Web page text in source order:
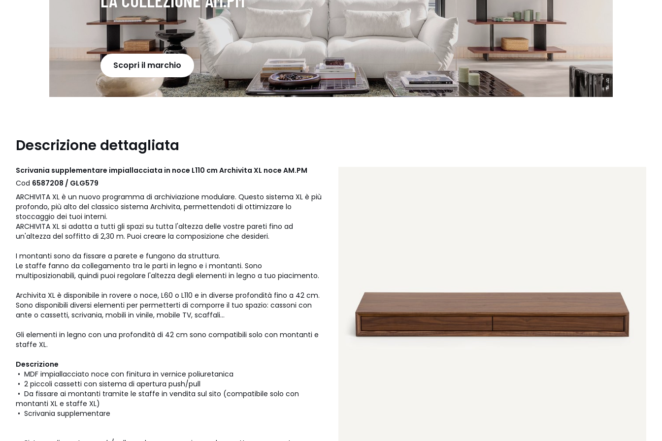
Scopri il marchio
Descrizione dettagliata
Scrivania supplementare impiallacciata in noce L110 cm Archivita XL noce AM.PM
Cod 6587208 / GLG579
ARCHIVITA XL è un nuovo programma di archiviazione modulare. Questo sistema XL è più
profondo, più alto del classico sistema Archivita, permettendoti di ottimizzare lo
stoccaggio dei tuoi interni.
ARCHIVITA XL si adatta a tutti gli spazi su tutta l'altezza delle vostre pareti fino ad
un'altezza del soffitto di 2,30 m. Puoi creare la composizione che desideri.
I montanti sono da fissare a parete e fungono da struttura.
Le staffe fanno da collegamento tra le parti in legno e i montanti. Sono
multiposizionabili, quindi puoi regolare l'altezza degli elementi in legno a tuo piacimento.
Archivita XL è disponibile in rovere o noce, L60 o L110 e in diverse profondità fino a 42 cm.
Sono disponibili diversi elementi per permetterti di comporre il tuo spazio: cassoni con
ante o cassetti, scrivania, mobili in vinile, mobile TV, scaffali...
Gli elementi in legno con una profondità di 42 cm sono compatibili solo con montanti e
staffe XL.
Descrizione
• MDF impiallacciato noce con finitura in vernice poliuretanica
• 2 piccoli cassetti con sistema di apertura push/pull
• Da fissare ai montanti tramite le staffe in vendita sul sito (compatibile solo con
montanti XL e staffe XL)
• Scrivania supplementare